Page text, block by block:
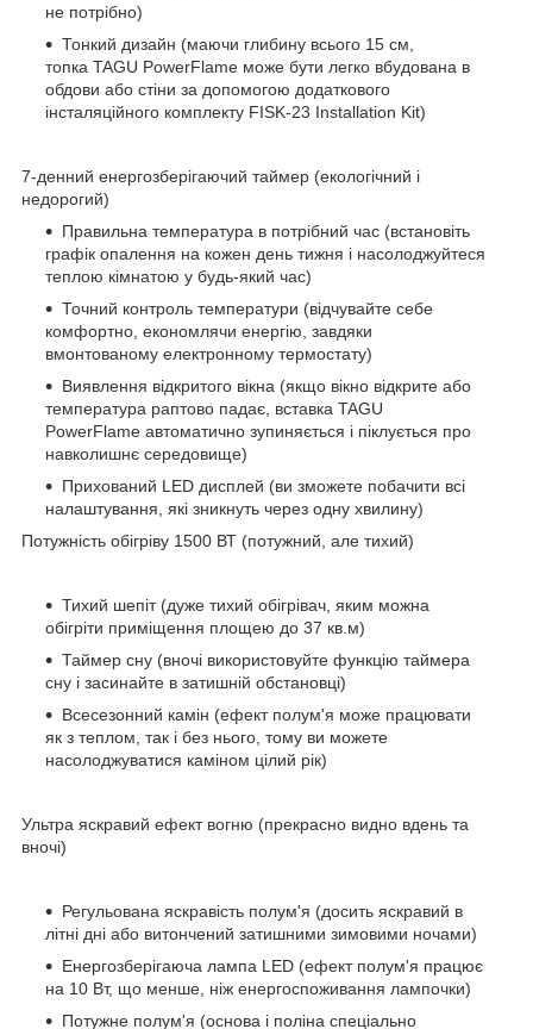
не потрібно)
Тонкий дизайн (маючи глибину всього 15 см,
топка TAGU PowerFlame може бути легко вбудована в
обдови або стіни за допомогою додаткового
інсталяційного комплекту FISK-23 Installation Kit)
7-денний енергозберігаючий таймер (екологічний і
недорогий)
Правильна температура в потрібний час (встановіть
графік опалення на кожен день тижня і насолоджуйтеся
теплою кімнатою у будь-який час)
Точний контроль температури (відчувайте себе
комфортно, економлячи енергію, завдяки
вмонтованому електронному термостату)
Виявлення відкритого вікна (якщо вікно відкрите або
температура раптово падає, вставка TAGU
PowerFlame автоматично зупиняється і піклується про
навколишнє середовище)
Прихований LED дисплей (ви зможете побачити всі
налаштування, які зникнуть через одну хвилину)
Потужність обігріву 1500 ВТ (потужний, але тихий)
Тихий шепіт (дуже тихий обігрівач, яким можна
обігріти приміщення площею до 37 кв.м)
Таймер сну (вночі використовуйте функцію таймера
сну і засинайте в затишній обстановці)
Всесезонний камін (ефект полум'я може працювати
як з теплом, так і без нього, тому ви можете
насолоджуватися каміном цілий рік)
Ультра яскравий ефект вогню (прекрасно видно вдень та
вночі)
Регульована яскравість полум'я (досить яскравий в
літні дні або витончений затишними зимовими ночами)
Енергозберігаюча лампа LED (ефект полум'я працює
на 10 Вт, що менше, ніж енергоспоживання лампочки)
Потужне полум'я (основа і поліна спеціально